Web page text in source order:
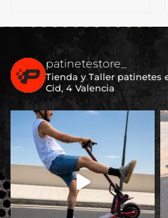
patinetestore_
Tienda y Taller patinetes
Cid, 4 Valencia